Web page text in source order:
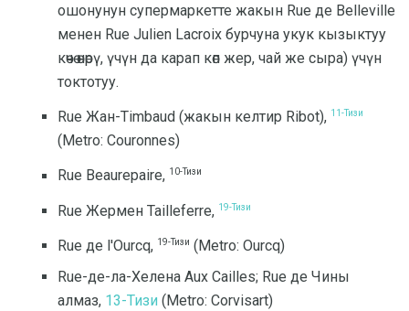
ошонунун супермаркетте жакын Rue де Belleville
менен Rue Julien Lacroix бурчуна укук кызыктуу
көчө өнөрү, үчүн да карап көп жер, чай же сыра) үчүн
токтотуу.
Rue Жан-Timbaud (жакын келтир Ribot), 11-Тизи
(Metro: Couronnes)
Rue Beaurepaire, 10-Тизи
Rue Жермен Tailleferre, 19-Тизи
Rue де l'Ourcq, 19-Тизи (Metro: Ourcq)
Rue-де-ла-Хелена Aux Cailles; Rue де Чины
алмаз, 13-Тизи (Metro: Corvisart)